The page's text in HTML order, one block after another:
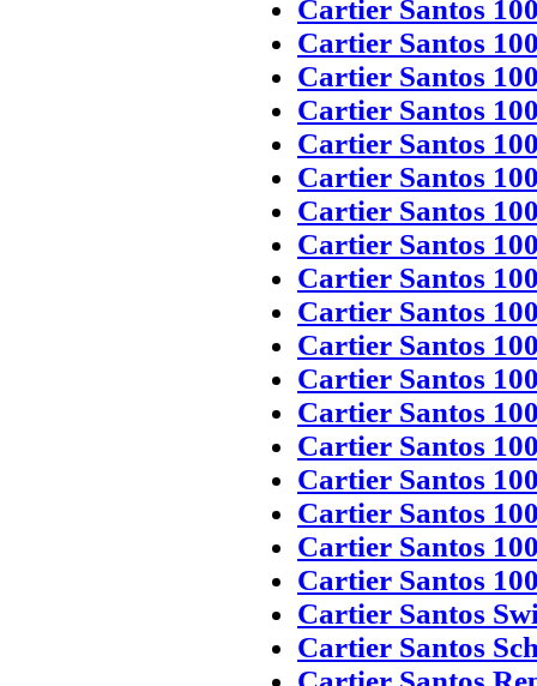
Cartier Santos
Cartier Santos
Cartier Santos
Cartier Santos
Cartier Santos
Cartier Santos
Cartier Santos
Cartier Santos
Cartier Santos
Cartier Santos
Cartier Santos
Cartier Santos
Cartier Santos
Cartier Santos
Cartier Santos
Cartier Santos
Cartier Santos
Cartier Santos
Cartier Santos
Cartier Santos